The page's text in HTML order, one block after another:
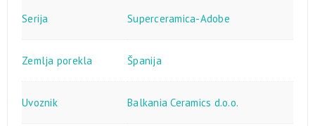
Serija Superceramica-Adobe
Zemlja porekla Španija
Uvoznik Balkania Ceramics d.o.o.